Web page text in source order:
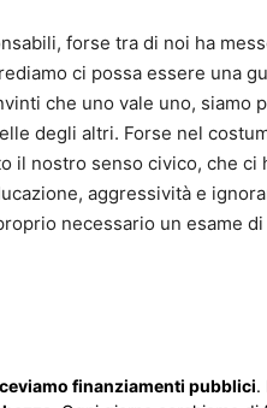
forse tra di noi ha
ci possa essere una
che uno vale uno, siamo
degli altri. Forse nel
il nostro senso civico, che ci
aggressività e
necessario un esame
finanziamenti pubblici.